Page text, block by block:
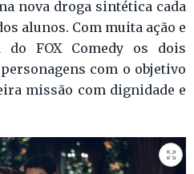
nova droga sintética cada
alunos. Com muita ação e
do FOX Comedy os dois
com o objetivo
missão com dignidade e